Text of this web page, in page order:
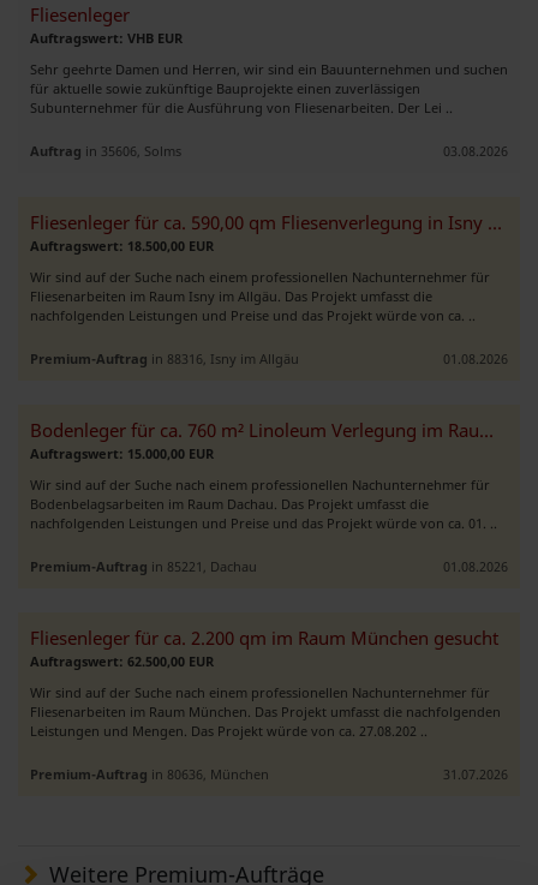
Fliesenleger
Auftragswert: VHB EUR
Sehr geehrte Damen und Herren, wir sind ein Bauunternehmen und suchen
für aktuelle sowie zukünftige Bauprojekte einen zuverlässigen
Subunternehmer für die Ausführung von Fliesenarbeiten. Der Lei ..
Auftrag in 35606, Solms 03.08.2026
Fliesenleger für ca. 590,00 qm Fliesenverlegung in Isny gesucht
Auftragswert: 18.500,00 EUR
Wir sind auf der Suche nach einem professionellen Nachunternehmer für
Fliesenarbeiten im Raum Isny im Allgäu. Das Projekt umfasst die
nachfolgenden Leistungen und Preise und das Projekt würde von ca. ..
Premium-Auftrag in 88316, Isny im Allgäu 01.08.2026
Bodenleger für ca. 760 m² Linoleum Verlegung im Raum Dachau gesucht
Auftragswert: 15.000,00 EUR
Wir sind auf der Suche nach einem professionellen Nachunternehmer für
Bodenbelagsarbeiten im Raum Dachau. Das Projekt umfasst die
nachfolgenden Leistungen und Preise und das Projekt würde von ca. 01. ..
Premium-Auftrag in 85221, Dachau 01.08.2026
Fliesenleger für ca. 2.200 qm im Raum München gesucht
Auftragswert: 62.500,00 EUR
Wir sind auf der Suche nach einem professionellen Nachunternehmer für
Fliesenarbeiten im Raum München. Das Projekt umfasst die nachfolgenden
Leistungen und Mengen. Das Projekt würde von ca. 27.08.202 ..
Premium-Auftrag in 80636, München 31.07.2026
Weitere Premium-Aufträge